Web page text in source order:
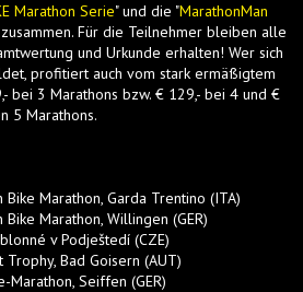
Marathon Serie" und die "MarathonMan
Für die Teilnehmer bleiben alle
und Urkunde erhalten! Wer sich
profitiert auch vom stark ermäßigtem
bei 3 Marathons bzw. € 129,- bei 4 und €
5 Marathons.
Marathon, Garda Trentino (ITA)
Marathon, Willingen (GER)
v Podještedí (CZE)
Bad Goisern (AUT)
Seiffen (GER)